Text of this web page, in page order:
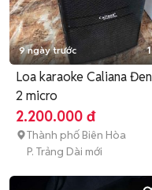
9 ngày trước 1
Loa karaoke Caliana Đen
2 micro
2.200.000 đ
Thành phố Biên Hòa
P. Trảng Dài mới